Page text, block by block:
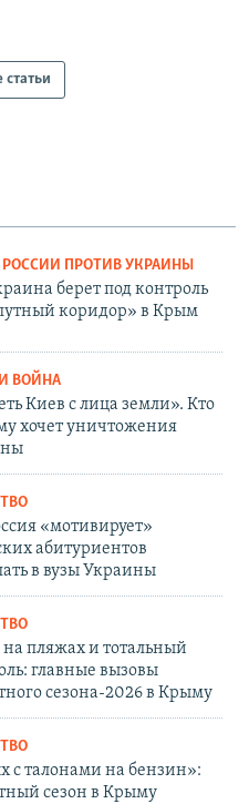
статьи
РОССИИ ПРОТИВ УКРАИНЫ
берет под контроль
коридор» в Крым
ВОЙНА
Киев с лица земли». Кто
хочет уничтожения
«мотивирует»
абитуриентов
в вузы Украины
пляжах и тотальный
главные вызовы
сезона-2026 в Крыму
с талонами на бензин»:
сезон в Крыму